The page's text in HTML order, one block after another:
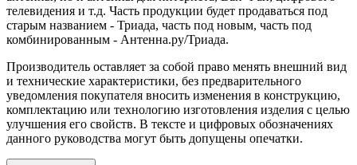
телевидения и т.д. Часть продукции будет продаваться под
старым названием - Триада, часть под новым, часть под
комбинированным - Антенна.ру/Триада.
Производитель оставляет за собой право менять внешний вид
и технические характеристики, без предварительного
уведомления покупателя вносить изменения в конструкцию,
комплектацию или технологию изготовления изделия с целью
улучшения его свойств. В тексте и цифровых обозначениях
данного руководства могут быть допущены опечатки.